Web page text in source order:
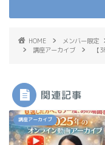
HOME メンバー限定
講座アーカイブ
【
関連記事
講座アーカイブ